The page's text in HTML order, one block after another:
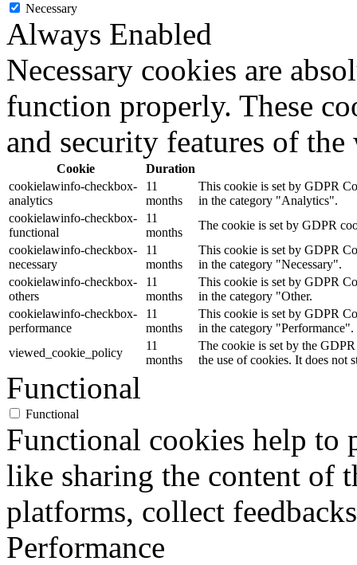
Necessary
Always Enabled
Necessary cookies are
function properly. These
and security features of
Cookie
Duration
cookielawinfo-checkbox-
analytics
11
months
This cookie is set by GDPR
in the category "Analytics".
cookielawinfo-checkbox-
functional
11
months
The cookie is set by GDPR
cookielawinfo-checkbox-
necessary
11
months
This cookie is set by GDPR
in the category "Necessary".
cookielawinfo-checkbox-
others
11
months
This cookie is set by GDPR
in the category "Other.
cookielawinfo-checkbox-
performance
11
months
This cookie is set by GDPR
in the category "Performance".
viewed_cookie_policy
11
months
The cookie is set by the
the use of cookies. It does not
Functional
Functional
Functional cookies help to
like sharing the content of
platforms, collect
Performance